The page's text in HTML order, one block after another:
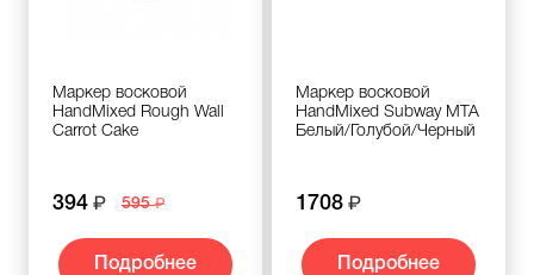
Маркер восковой
HandMixed Rough Wall
Carrot Cake
394 595
Подробнее
Маркер восковой
HandMixed Subway MTA
Белый/Голубой/Черный
1708
Подробнее